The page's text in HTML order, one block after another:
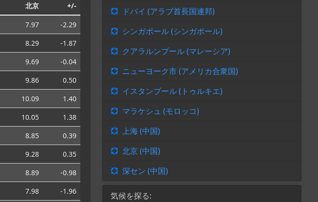
北京 +/-
7.97
-2.29
8.29
-1.87
9.69
-0.04
9.86
0.50
10.09
1.40
10.05
1.38
8.85
0.39
9.28
0.35
8.89
-0.98
7.98
-1.96
ドバイ (アラブ首長国連邦)
シンガポール (シンガポール)
クアラルンプール (マレーシア)
ニューヨーク市 (アメリカ合衆国)
イスタンブール (トゥルキエ)
マラケシュ (モロッコ)
上海 (中国)
北京 (中国)
深セン (中国)
気候を探る: